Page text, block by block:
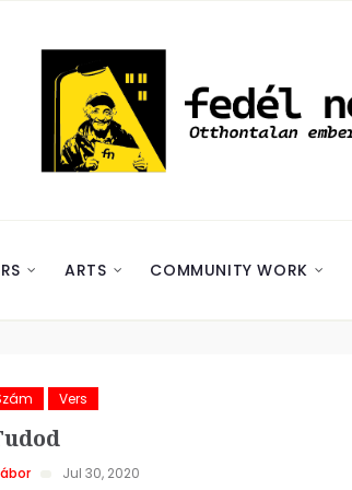
ARTS COMMUNITY WORK
Vers
Jul 30, 2020